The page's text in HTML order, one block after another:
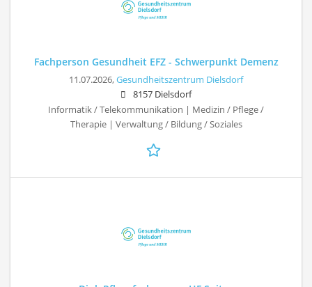
Fachperson Gesundheit EFZ - Schwerpunkt Demenz
11.07.2026,Gesundheitszentrum Dielsdorf
8157 Dielsdorf
Informatik / Telekommunikation | Medizin / Pflege /
Therapie | Verwaltung / Bildung / Soziales